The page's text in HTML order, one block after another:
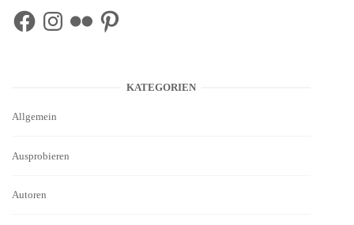
FacebookInstagram
Flickr Pinterest
KATEGORIEN
Allgemein
Ausprobieren
Autoren